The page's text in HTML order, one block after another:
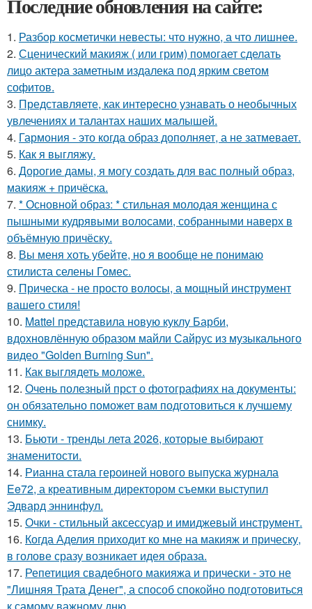
Последние обновления на сайте:
1. Разбор косметички невесты: что нужно, а что лишнее.
2. Сценический макияж ( или грим) помогает сделать
лицо актера заметным издалека под ярким светом
софитов.
3. Представляете, как интересно узнавать о необычных
увлечениях и талантах наших малышей.
4. Гармония - это когда образ дополняет, а не затмевает.
5. Как я выгляжу.
6. Дорогие дамы, я могу создать для вас полный образ,
макияж + причёска.
7. * Основной образ: * стильная молодая женщина с
пышными кудрявыми волосами, собранными наверх в
объёмную причёску.
8. Вы меня хоть убейте, но я вообще не понимаю
стилиста селены Гомес.
9. Прическа - не просто волосы, а мощный инструмент
вашего стиля!
10. Mattel представила новую куклу Барби,
вдохновлённую образом майли Сайрус из музыкального
видео "Golden Burning Sun".
11. Как выглядеть моложе.
12. Очень полезный прст о фотографиях на документы:
он обязательно поможет вам подготовиться к лучшему
снимку.
13. Бьюти - тренды лета 2026, которые выбирают
знаменитости.
14. Рианна стала героиней нового выпуска журнала
Ee72, а креативным директором съемки выступил
Эдвард эннинфул.
15. Очки - стильный аксессуар и имиджевый инструмент.
16. Когда Аделия приходит ко мне на макияж и прическу,
в голове сразу возникает идея образа.
17. Репетиция свадебного макияжа и прически - это не
"Лишняя Трата Денег", а способ спокойно подготовиться